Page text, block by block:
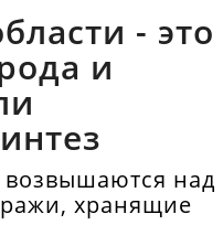
- это
и
над
хранящие